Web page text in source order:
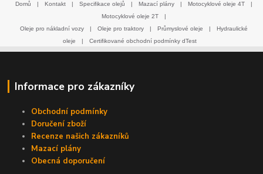
Domů | Kontakt | Specifikace olejů | Mazací plány | Motocyklové oleje 4T
|
Motocyklové oleje 2T
|
Oleje pro nákladní vozy
| Oleje pro traktory | Průmyslové oleje |
Hydraulické
oleje
| Certifikované obchodní podmínky dTest
Informace pro zákazníky
Obchodní podmínky
Doručení zboží
Recenze našich zákazníků
Mazací plány
Obecná doporučení